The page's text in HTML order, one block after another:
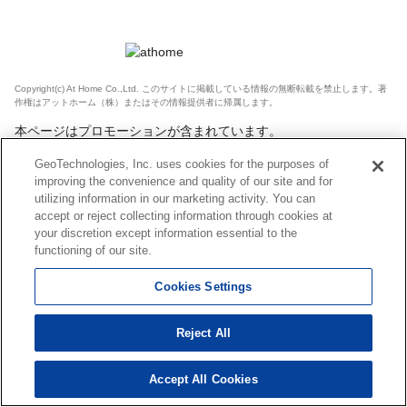
Copyright(c) At Home Co.,Ltd. このサイトに掲載している情報の無断転載を禁止します。著
作権はアットホーム（株）またはその情報提供者に帰属します。
本ページはプロモーションが含まれています。
GeoTechnologies, Inc. uses cookies for the purposes of
improving the convenience and quality of our site and for
utilizing information in our marketing activity. You can
accept or reject collecting information through cookies at
your discretion except information essential to the
functioning of our site.
Cookies Settings
Reject All
Accept All Cookies